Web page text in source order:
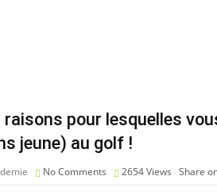
pour lesquelles
jeune) au golf !
No Comments 2654Views Share